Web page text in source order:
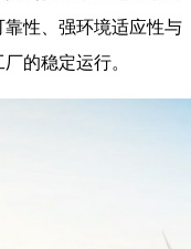
性、强环境适应性与
的稳定运行。